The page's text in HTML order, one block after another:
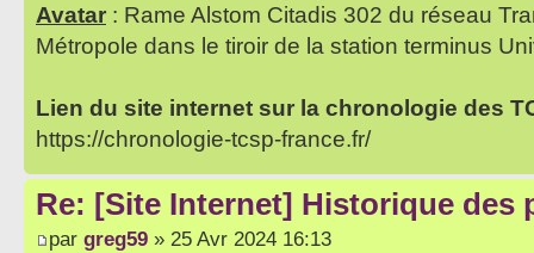
Avatar : Rame Alstom Citadis 302 du réseau
Métropole dans le tiroir de la station terminus
Lien du site internet sur la chronologie des
https://chronologie-tcsp-france.fr/
Re: [Site Internet] Historique des
par greg59 » 25 Avr 2024 16:13